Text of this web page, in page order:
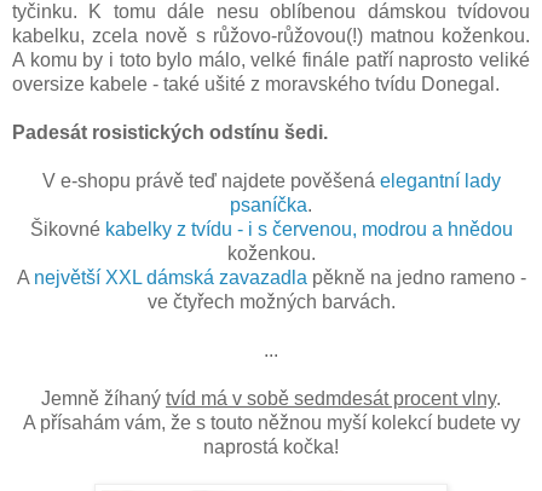
tyčinku. K tomu dále nesu oblíbenou dámskou tvídovou
kabelku, zcela nově s růžovo-růžovou(!) matnou koženkou.
A komu by i toto bylo málo, velké finále patří naprosto veliké
oversize kabele - také ušité z moravského tvídu Donegal.
Padesát rosistických odstínu šedi.
V e-shopu právě teď najdete pověšená elegantní lady
psaníčka.
Šikovné kabelky z tvídu - i s červenou, modrou a hnědou
koženkou.
A největší XXL dámská zavazadla pěkně na jedno rameno -
ve čtyřech možných barvách.
...
Jemně žíhaný tvíd má v sobě sedmdesát procent vlny.
A přísahám vám, že s touto něžnou myší kolekcí budete vy
naprostá kočka!